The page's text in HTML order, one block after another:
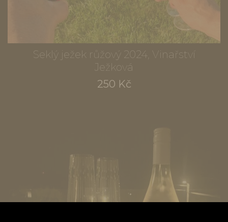
Seklý ježek růžový 2024, Vinařství
Ježková
250 Kč